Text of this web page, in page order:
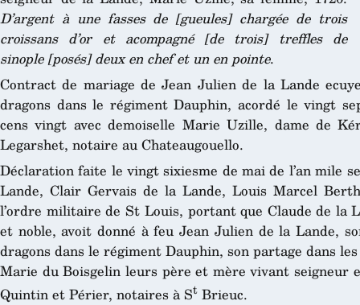
D’argent à une fasses de [gueules] chargée de trois
croissans d’or et acompagné [de trois] treffles de
sinople [posés] deux en chef et un en pointe.
Contract de mariage de Jean Julien de la Lande
dragons dans le régiment Dauphin, acordé le vingt
cens vingt avec demoiselle Marie Uzille, dame de
Legarshet, notaire au Chateaugouello.
Déclaration faite le vingt sixiesme de mai de l’an mile
Lande, Clair Gervais de la Lande, Louis Marcel
l’ordre militaire de St Louis, portant que Claude de la
et noble, avoit donné à feu Jean Julien de la Lande,
dragons dans le régiment Dauphin, son partage dans
Marie du Boisgelin leurs père et mère vivant seigneur
Quintin et Périer, notaires à StBrieuc.